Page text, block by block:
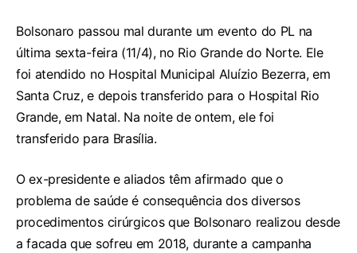
Bolsonaro passou mal durante um evento do PL na
última sexta-feira (11/4), no Rio Grande do Norte. Ele
foi atendido no Hospital Municipal Aluízio Bezerra, em
Santa Cruz, e depois transferido para o Hospital Rio
Grande, em Natal. Na noite de ontem, ele foi
transferido para Brasília.
O ex-presidente e aliados têm afirmado que o
problema de saúde é consequência dos diversos
procedimentos cirúrgicos que Bolsonaro realizou desde
a facada que sofreu em 2018, durante a campanha